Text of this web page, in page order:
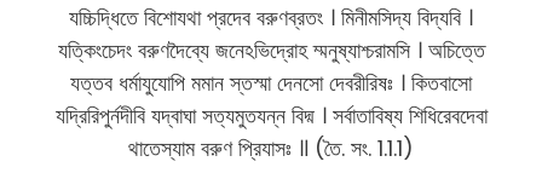
যচ্চিদ্ধিতে বিশোযথা প্রদেব বরুণব্রতং । মিনীমসিদ্য বিদ্যবি ।
যত্কিংচেদং বরুণদৈব্যে জনেঽভিদ্রোহ ম্মনুষ্যাশ্চরামসি । অচিত্তে
যত্তব ধর্মাযুযোপি মমান স্তস্মা দেনসো দেবরীরিষঃ । কিতবাসো
যদ্রিরিপুর্নদীবি যদ্বাঘা সত্যমুতযন্ন বিদ্ম । সর্বাতাবিষ্য শিধিরেবদেবা
থাতেস্যাম বরুণ প্রিযাসঃ ॥ (তৈ. সং. 1.1.1)